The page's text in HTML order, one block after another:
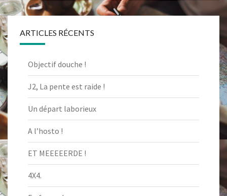
ARTICLES RÉCENTS
Objectif douche !
J2, La pente est raide !
Un départ laborieux
A l’hosto !
ET MEEEEERDE !
4X4.